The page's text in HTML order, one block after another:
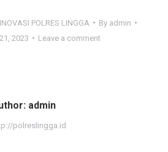
INOVASI POLRES LINGGA By admin
2023
Leave a comment
admin
polreslingga.id